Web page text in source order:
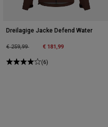
Dreilagige Jacke Defend Water
Price reduced from
€ 259,99to € 181,99
(6)